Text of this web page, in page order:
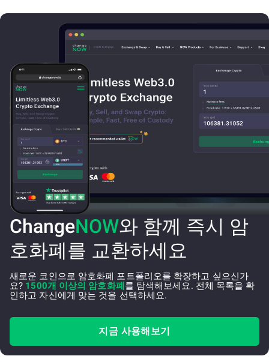
ChangeNOW와 함께 즉시 암
호화폐를 교환하세요
새로운 코인으로 암호화폐 포트폴리오를 확장하고 싶으신가
요? 1500개 이상의 암호화폐 를 탐색해보세요. 전체 목록을 확
인하고 자신에게 맞는 것을 선택하세요.
지금 사용해보기